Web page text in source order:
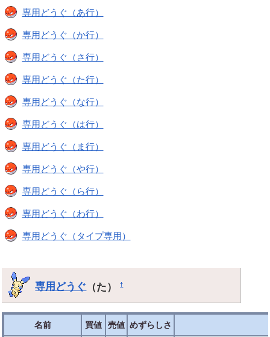
専用どうぐ（あ行）
専用どうぐ（か行）
専用どうぐ（さ行）
専用どうぐ（た行）
専用どうぐ（な行）
専用どうぐ（は行）
専用どうぐ（ま行）
専用どうぐ（や行）
専用どうぐ（ら行）
専用どうぐ（わ行）
専用どうぐ（タイプ専用）
専用どうぐ （た）†
名前 買値 売値 めずらしさ